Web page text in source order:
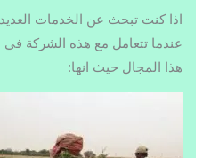
اذا كنت تبحث عن الخدمات
عندما تتعامل مع هذه الشركة
هذا المجال حيث انها: